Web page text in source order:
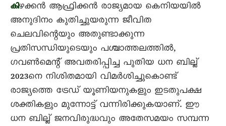
കിഴക്കൻ ആഫ്രിക്കൻ രാജ്യമായ കെനിയയിൽ
അനുദിനം കുതിച്ചുയരുന്ന ജീവിത
ചെലവിന്റെയും അതുണ്ടാക്കുന്ന
പ്രതിസന്ധിയുടെയും പശ്ചാത്തലത്തിൽ,
ഗവൺമെന്റ് അവതരിപ്പിച്ച പുതിയ ധന ബില്ല്
2023നെ നിശിതമായി വിമർശിച്ചുകൊണ്ട്
രാജ്യത്തെ ട്രേഡ് യൂണിയനുകളും ഇടതുപക്ഷ
ശക്തികളും മുന്നോട്ട് വന്നിരിക്കുകയാണ്. ഈ
ധന ബില്ല് ജനവിരുദ്ധവും അതേസമയം സമ്പന്ന